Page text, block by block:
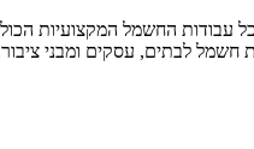
כל עבודות החשמל המקצועיות
חשמל לבתים, עסקים ומבני